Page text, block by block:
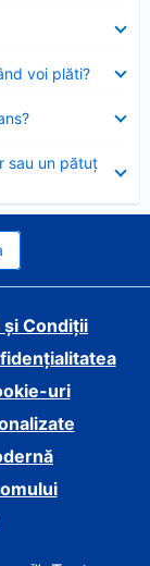
voi plăti?
sau un pătuț
Condiții
uri